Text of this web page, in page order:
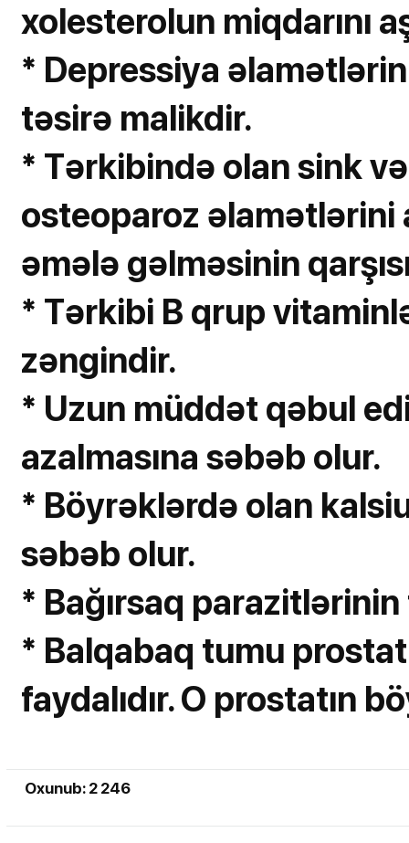
xolesterolun miqdarını
* Depressiya
təsirə malikdir.
* Tərkibində olan sink
osteoparoz əlamətlərini
əmələ gəlməsinin
* Tərkibi B qrup
zəngindir.
* Uzun müddət qəbul
azalmasına səbəb olur.
* Böyrəklərdə olan
səbəb olur.
* Bağırsaq
* Balqabaq tumu
faydalıdır. O prostatın
Oxunub: 2 246